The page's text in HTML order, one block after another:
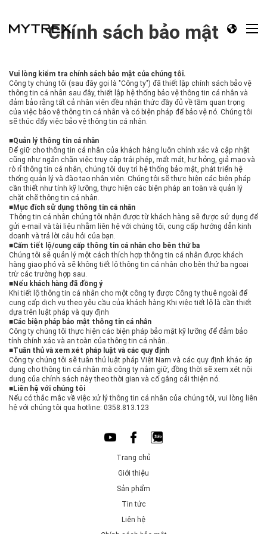
Chính sách bảo mật
Vui lòng kiểm tra chính sách bảo mật của chúng tôi.
Công ty chúng tôi (sau đây gọi là "Công ty") đã thiết lập chính sách bảo vệ
thông tin cá nhân sau đây, thiết lập hệ thống bảo vệ thông tin cá nhân và
đảm bảo rằng tất cả nhân viên đều nhận thức đầy đủ về tầm quan trọng
của việc bảo vệ thông tin cá nhân và có biện pháp để bảo vệ nó. Chúng tôi
sẽ thúc đẩy việc bảo vệ thông tin cá nhân.
■Quản lý thông tin cá nhân
Để giữ cho thông tin cá nhân của khách hàng luôn chính xác và cập nhật
cũng như ngăn chặn việc truy cập trái phép, mất mát, hư hỏng, giả mạo và
rò rỉ thông tin cá nhân, chúng tôi duy trì hệ thống bảo mật, phát triển hệ
thống quản lý và đào tạo nhân viên. Chúng tôi sẽ thực hiện các biện pháp
cần thiết như tính kỹ lưỡng, thực hiện các biện pháp an toàn và quản lý
chặt chẽ thông tin cá nhân.
■Mục đích sử dụng thông tin cá nhân
Thông tin cá nhân chúng tôi nhận được từ khách hàng sẽ được sử dụng để
gửi e-mail và tài liệu nhằm liên hệ với chúng tôi, cung cấp hướng dẫn kinh
doanh và trả lời câu hỏi của bạn.
■Cấm tiết lộ/cung cấp thông tin cá nhân cho bên thứ ba
Chúng tôi sẽ quản lý một cách thích hợp thông tin cá nhân được khách
hàng giao phó và sẽ không tiết lộ thông tin cá nhân cho bên thứ ba ngoại
trừ các trường hợp sau.
■Nếu khách hàng đã đồng ý
Khi tiết lộ thông tin cá nhân cho một công ty được Công ty thuê ngoài để
cung cấp dịch vụ theo yêu cầu của khách hàng Khi việc tiết lộ là cần thiết
dựa trên luật pháp và quy định
■Các biện pháp bảo mật thông tin cá nhân
Công ty chúng tôi thực hiện các biện pháp bảo mật kỹ lưỡng để đảm bảo
tính chính xác và an toàn của thông tin cá nhân..
■Tuân thủ và xem xét pháp luật và các quy định
Công ty chúng tôi sẽ tuân thủ luật pháp Việt Nam và các quy định khác áp
dụng cho thông tin cá nhân mà công ty nắm giữ, đồng thời sẽ xem xét nội
dung của chính sách này theo thời gian và cố gắng cải thiện nó.
■Liên hệ với chúng tôi
Nếu có thắc mắc về việc xử lý thông tin cá nhân của chúng tôi, vui lòng liên
hệ với chúng tôi qua hotline: 0358.813.123
Trang chủ
Giới thiệu
Sản phẩm
Tin tức
Liên hệ